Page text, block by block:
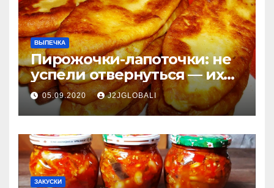
ВЫПЕЧКА
Пирожочки-лапоточки: не
успели отвернуться — их
уже нет!
05.09.2020 J2JGLOBALI
ЗАКУСКИ